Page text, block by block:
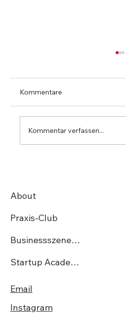
Kommentare
Kommentar verfassen...
About
Praxis-Club
Businessszene.ch
Startup Academy CH
Email
Instagram